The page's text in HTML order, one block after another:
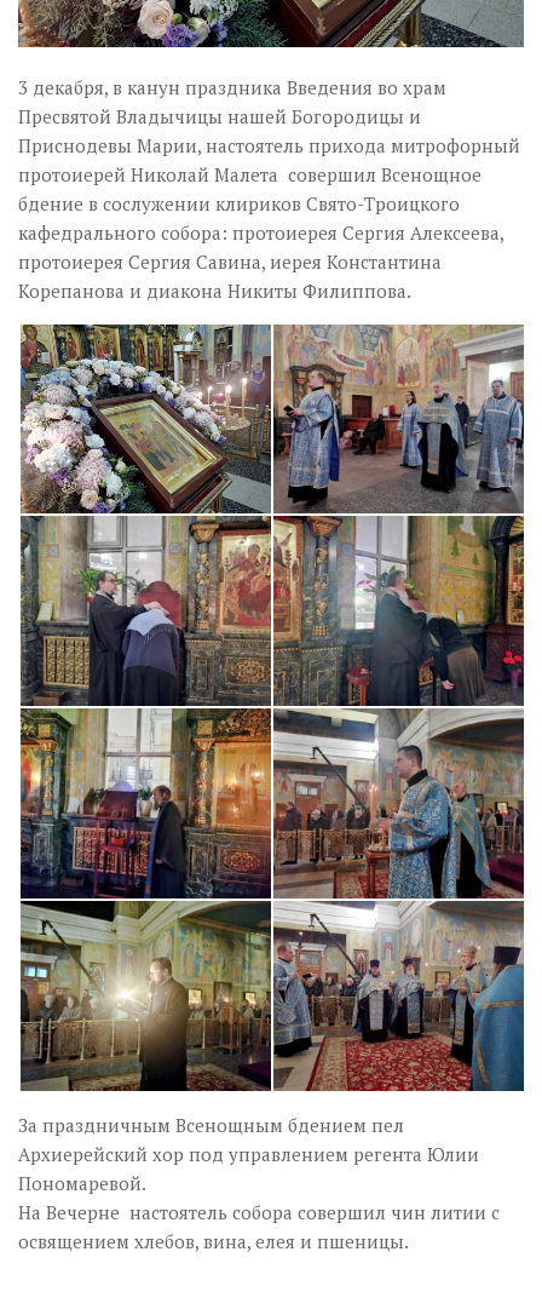
3 декабря, в канун праздника Введения во храм
Пресвятой Владычицы нашей Богородицы и
Приснодевы Марии, настоятель прихода митрофорный
протоиерей Николай Малета совершил Всенощное
бдение в сослужении клириков Свято-Троицкого
кафедрального собора: протоиерея Сергия Алексеева,
протоиерея Сергия Савина, иерея Константина
Корепанова и диакона Никиты Филиппова.
За праздничным Всенощным бдением пел
Архиерейский хор под управлением регента Юлии
Пономаревой.
На Вечерне настоятель собора совершил чин литии с
освящением хлебов, вина, елея и пшеницы.